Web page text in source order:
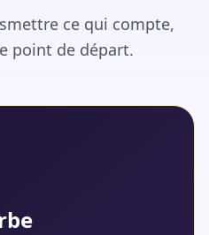
ce qui compte,
point de départ.